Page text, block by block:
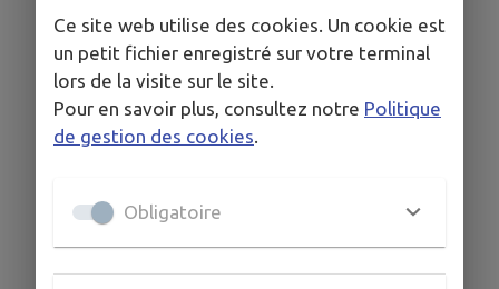
Adaptation aux éventuelles évolutions du
RGAA et des réglementations en matière
d'accessibilité numérique.
Veille réglementaire :Mise en place d'une
veille continue pour suivre l'évolution des
l'accessibilité numérique, afin de garantir une
mise à jour rapide des sites en cas de
modification des exigences légales.
Ce site web utilise des cookies. Un cookie est
un petit fichier enregistré sur votre terminal
lors de la visite sur le site.
Pour en savoir plus, consultez notre Politique
de gestion des cookies
Obligatoire